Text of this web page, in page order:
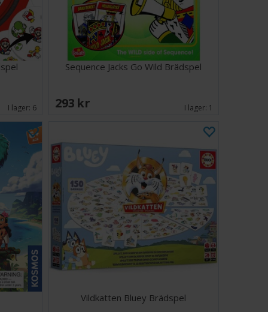
I lager: 6
Sequence Jacks Go Wild Brädspel
293 SEK I lager: 1
Vildkatten Bluey Brädspel